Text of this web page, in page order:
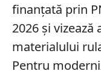
finanţată prin
2026 şi
materialului
Pentru